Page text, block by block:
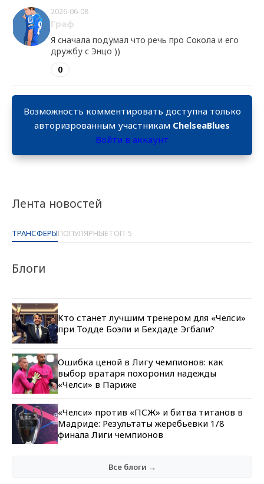
Лента новостей
ТРАНСФЕРЫПОПУЛЯРНЫЕТОП-5
Блоги
Кто станет лучшим тренером для «Челси»
при Тодде Боэли и Бехдаде Эгбали?
Ошибка ценой в Лигу чемпионов: как
выбор вратаря похоронил надежды
«Челси» в Париже
«Челси» против «ПСЖ» и битва титанов в
Мадриде: Результаты жеребьевки 1/8
финала Лиги чемпионов
Все блоги →
2026-06-08
Граф
Я сначала подумал что речь про Сокола и его
дружбу с Энцо ))
0
Возможность комментировать доступна только
авторизрованным участникам ChelseaBlues
Войти в аккаунт